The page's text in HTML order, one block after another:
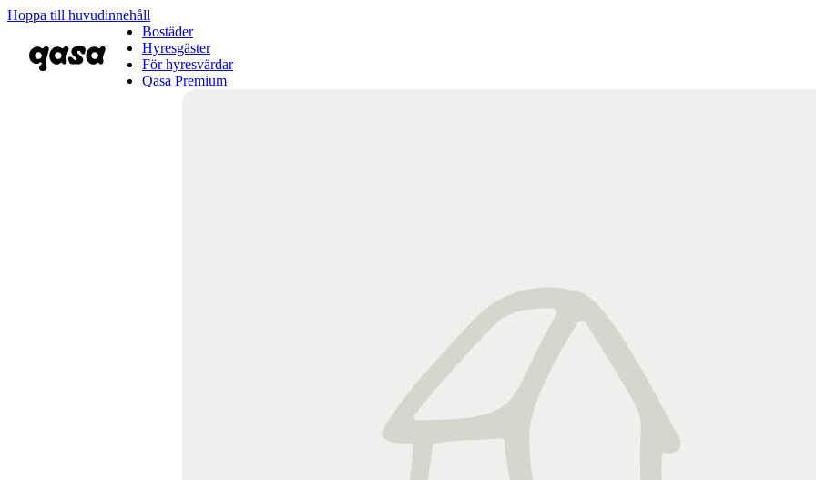
Hoppa till huvudinnehåll
Bostäder
Hyresgäster
För hyresvärdar
Qasa Premium